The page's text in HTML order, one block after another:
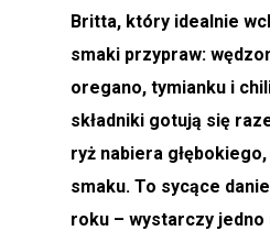
Britta, który idealnie
smaki przypraw:
oregano, tymianku i
składniki gotują się
ryż nabiera
smaku. To sycące
roku – wystarczy jedno